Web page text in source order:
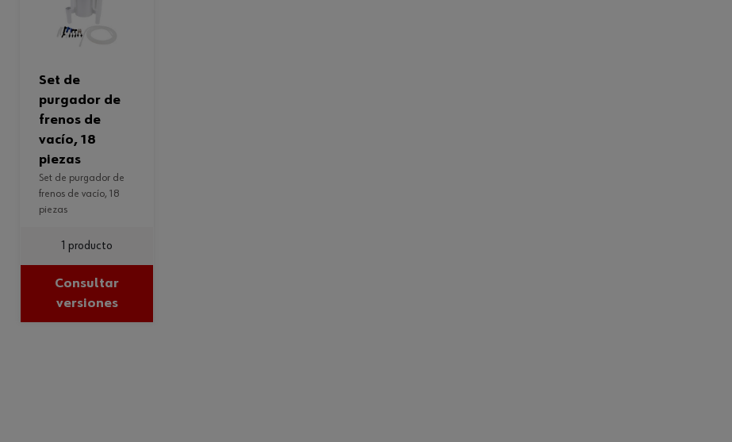
set de
purgador de
frenos de
vacío, 18
piezas
set de purgador de
frenos de vacío, 18
piezas
1 producto
Consultar
versiones